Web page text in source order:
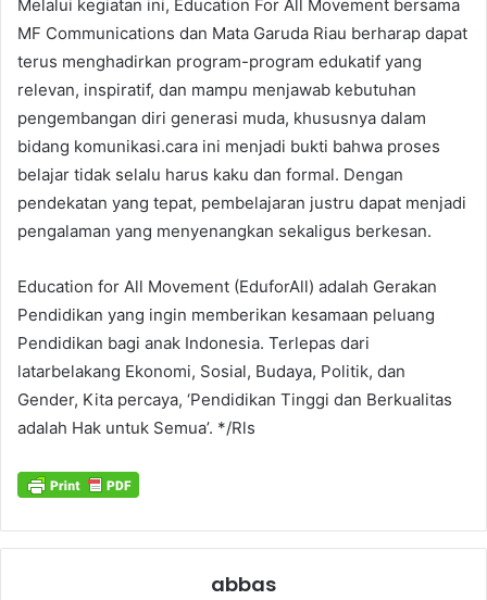
Melalui kegiatan ini, Education For All Movement bersama
MF Communications dan Mata Garuda Riau berharap dapat
terus menghadirkan program-program edukatif yang
relevan, inspiratif, dan mampu menjawab kebutuhan
pengembangan diri generasi muda, khususnya dalam
bidang komunikasi.cara ini menjadi bukti bahwa proses
belajar tidak selalu harus kaku dan formal. Dengan
pendekatan yang tepat, pembelajaran justru dapat menjadi
pengalaman yang menyenangkan sekaligus berkesan.
Education for All Movement (EduforAll) adalah Gerakan
Pendidikan yang ingin memberikan kesamaan peluang
Pendidikan bagi anak Indonesia. Terlepas dari
latarbelakang Ekonomi, Sosial, Budaya, Politik, dan
Gender, Kita percaya, ‘Pendidikan Tinggi dan Berkualitas
adalah Hak untuk Semua’. */Rls
abbas